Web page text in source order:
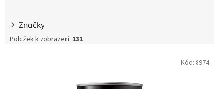
Značky
Položek k zobrazení: 131
Kód: 8974